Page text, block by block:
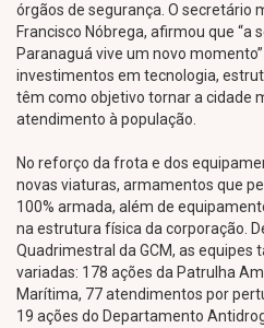
órgãos de segurança. O secretário
Francisco Nóbrega, afirmou que “a
Paranaguá vive um novo
investimentos em tecnologia,
têm como objetivo tornar a cidade
atendimento à população.
No reforço da frota e dos
novas viaturas, armamentos que
100% armada, além de
na estrutura física da corporação.
Quadrimestral da GCM, as
variadas: 178 ações da Patrulha
Marítima, 77 atendimentos por
19 ações do Departamento